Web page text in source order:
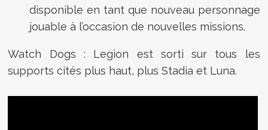
disponible en tant que nouveau personnage
jouable à l’occasion de nouvelles missions.
Watch Dogs : Legion est sorti sur tous les
supports cités plus haut, plus Stadia et Luna.